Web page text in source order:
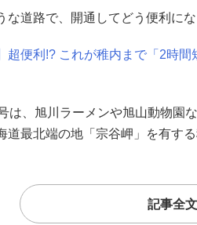
な道路で、開通してどう便利にな
超便利!? これが稚内まで「2時
は、旭川ラーメンや旭山動物園
道最北端の地「宗谷岬」を有す
記事全